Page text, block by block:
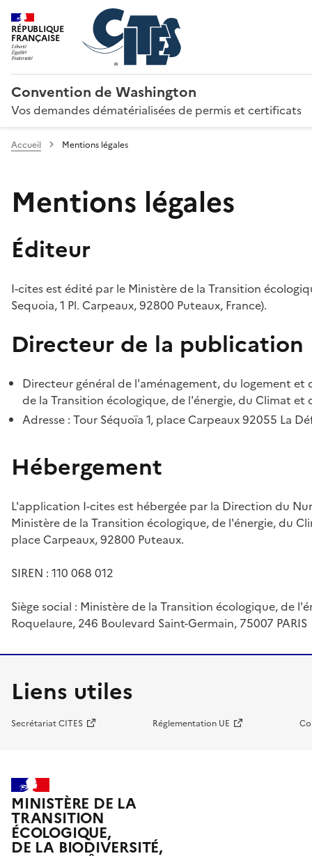
RÉPUBLIQUE
FRANÇAISE
Convention de Washington
Vos demandes dématérialisées de permis et certificats
Accueil Mentions légales
Mentions légales
Éditeur
I-cites est édité par le Ministère de la Transition
Sequoia, 1 Pl. Carpeaux, 92800 Puteaux, France).
Directeur de la publication
Directeur général de l'aménagement, du logement
de la Transition écologique, de l'énergie, du Climat et
Adresse : Tour Séquoïa 1, place Carpeaux 92055 La
Hébergement
L'application I-cites est hébergée par la Direction du
Ministère de la Transition écologique, de l'énergie, du
place Carpeaux, 92800 Puteaux.
SIREN : 110 068 012
Siège social : Ministère de la Transition écologique, de
Roquelaure, 246 Boulevard Saint-Germain, 75007 PARIS
Liens utiles
Secrétariat CITES Réglementation UE
MINISTÈRE DE LA
TRANSITION
ÉCOLOGIQUE,
DE LA BIODIVERSITÉ,